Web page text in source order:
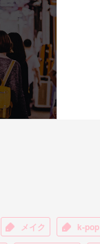
メイク k-pop